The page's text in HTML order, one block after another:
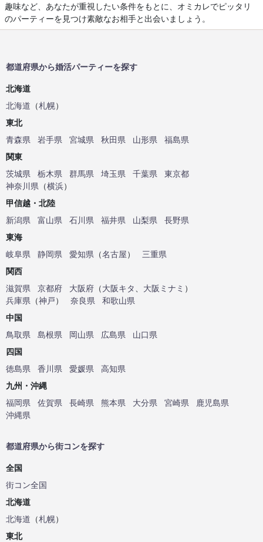
趣味など、あなたが重視したい条件をもとに、オミカレでピッタリ
のパーティーを見つけ素敵なお相手と出会いましょう。
都道府県から婚活パーティーを探す
北海道
北海道 （札幌）
東北
青森県
岩手県 宮城県 秋田県 山形県
福島県
関東
茨城県
栃木県 群馬県 埼玉県 千葉県
東京都
神奈川県 （横浜）
甲信越・北陸
新潟県
富山県 石川県 福井県 山梨県
長野県
東海
岐阜県
静岡県 愛知県 （名古屋）
三重県
関西
滋賀県
京都府 大阪府 （大阪キタ 大阪ミナミ ）
兵庫県 （神戸） 奈良県
和歌山県
中国
鳥取県
島根県 岡山県 広島県
山口県
四国
徳島県
香川県 愛媛県
高知県
九州・沖縄
福岡県
佐賀県 長崎県 熊本県 大分県 宮崎県
鹿児島県
沖縄県
都道府県から街コンを探す
全国
街コン全国
北海道
北海道 （札幌）
東北